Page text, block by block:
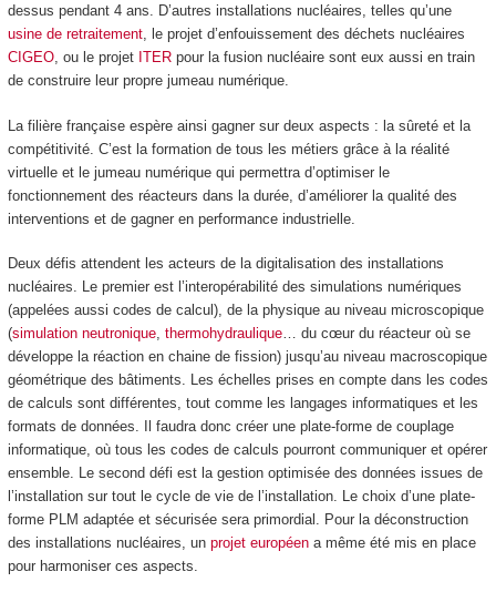
dessus pendant 4 ans. D’autres installations nucléaires, telles qu’une
usine de retraitement, le projet d’enfouissement des déchets nucléaires
CIGEO, ou le projet ITERpour la fusion nucléaire sont eux aussi en train
de construire leur propre jumeau numérique.
La filière française espère ainsi gagner sur deux aspects : la sûreté et la
compétitivité. C’est la formation de tous les métiers grâce à la réalité
virtuelle et le jumeau numérique qui permettra d’optimiser le
fonctionnement des réacteurs dans la durée, d’améliorer la qualité des
interventions et de gagner en performance industrielle.
Deux défis attendent les acteurs de la digitalisation des installations
nucléaires. Le premier est l’interopérabilité des simulations numériques
(appelées aussi codes de calcul), de la physique au niveau microscopique
(simulation neutronique, thermohydraulique… du cœur du réacteur où se
développe la réaction en chaine de fission) jusqu’au niveau macroscopique
géométrique des bâtiments. Les échelles prises en compte dans les codes
de calculs sont différentes, tout comme les langages informatiques et les
formats de données. Il faudra donc créer une plate-forme de couplage
informatique, où tous les codes de calculs pourront communiquer et opérer
ensemble. Le second défi est la gestion optimisée des données issues de
l’installation sur tout le cycle de vie de l’installation. Le choix d’une plate-
forme PLM adaptée et sécurisée sera primordial. Pour la déconstruction
des installations nucléaires, un projet européena même été mis en place
pour harmoniser ces aspects.